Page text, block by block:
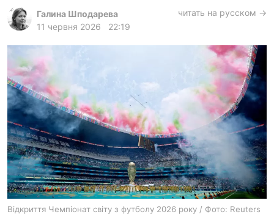
gambling
ua ru en
Галина Шподарева
11 червня 2026
22:19
читать на русском →
Відкриття Чемпіонат світу з футболу 2026 року / Фото: Reuters